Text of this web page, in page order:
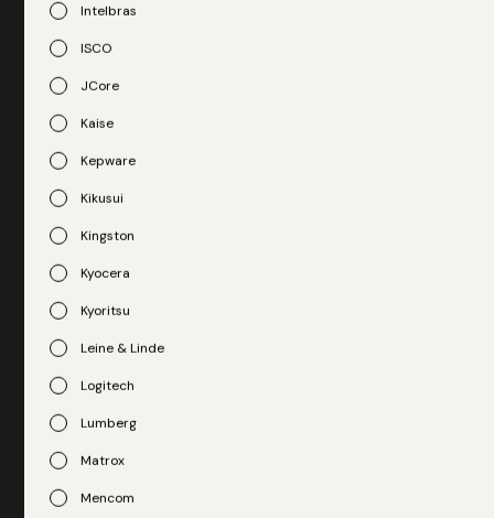
Intelbras
ISCO
JCore
Kaise
Kepware
Kikusui
Kingston
Kyocera
Kyoritsu
Leine & Linde
Logitech
Lumberg
Matrox
Mencom
resultados. Entre em contato conosco hoje mesmo e
descubra a tranquilidade de ter a Trade-Pro como sua
parceira estratégica.
Fale com nosso especialista
Avenida Queiroz Filho, 1700
Vila Hamburguesa
+55 11 3835-3000